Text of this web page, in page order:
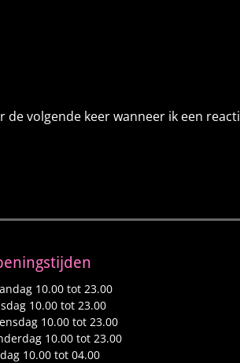
volgende keer wanneer ik een
10.00 tot 23.00
10.00 tot 23.00
10.00 tot 23.00
10.00 tot 23.00
10.00 tot 04.00